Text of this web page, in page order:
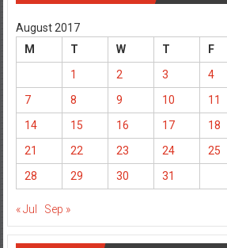
August 2017
M
T W T F
1
2 3 4
7
8 9 10 11
14
15 16 17 18
21
22 23 24 25
28
29 30 31
« Jul Sep »